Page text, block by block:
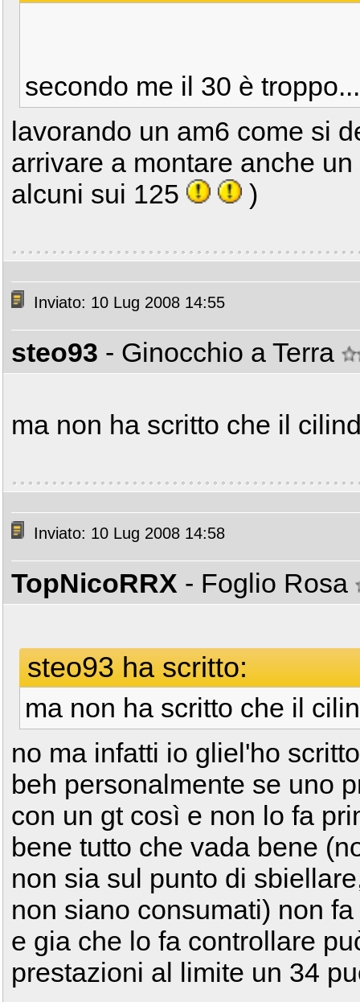
secondo me il 30 è
lavorando un am6 come si
arrivare a montare anche
alcuni sui 125
)
Inviato: 10 Lug 2008 14:55
steo93 - Ginocchio a Terra
ma non ha scritto che il
Inviato: 10 Lug 2008 14:58
TopNicoRRX - Foglio Rosa
steo93 ha scritto:
ma non ha scritto che il
no ma infatti io gliel'ho
beh personalmente se uno
con un gt così e non lo fa
bene tutto che vada bene
non sia sul punto di
non siano consumati) non
e gia che lo fa controllare
prestazioni al limite un 34